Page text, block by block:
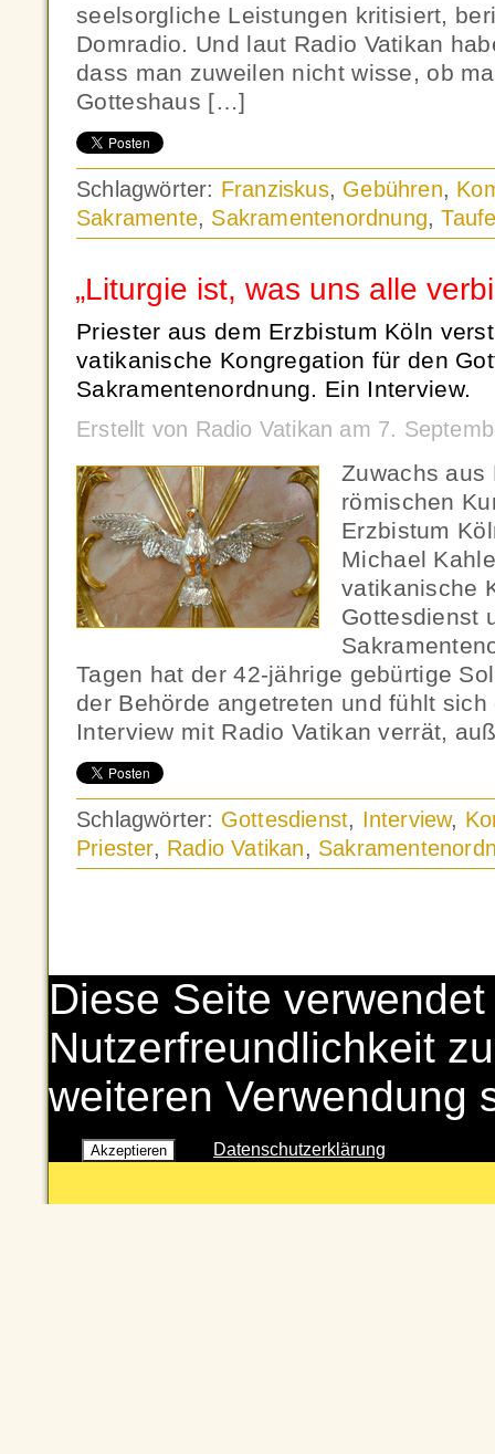
seelsorgliche Leistungen kritisiert,
Domradio. Und laut Radio Vatikan
dass man zuweilen nicht wisse, ob
Gotteshaus […]
Schlagwörter: Franziskus, Gebühren,
Sakramente, Sakramentenordnung,
„Liturgie ist, was uns alle
Priester aus dem Erzbistum Köln
vatikanische Kongregation für den
Sakramentenordnung. Ein Interview.
Erstellt von Radio Vatikan am 7.
Zuwachs aus
römischen
Erzbistum
Michael
vatikanische
Gottesdienst
Tagen hat der 42-jährige gebürtige
der Behörde angetreten und fühlt
Interview mit Radio Vatikan verrät,
Schlagwörter: Gottesdienst, Interview,
Priester, Radio Vatikan,
Diese Seite
Nutzerfreundlichkeit
weiteren Verwendung
Akzeptieren Datenschutzerklärung